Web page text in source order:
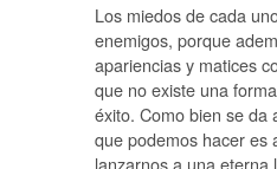
Los miedos de cada
enemigos, porque
apariencias y matices
que no existe una
éxito. Como bien se da
que podemos hacer es
lanzarnos a una eterna